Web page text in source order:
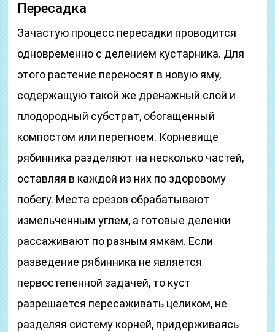
Пересадка
Зачастую процесс пересадки проводится
одновременно с делением кустарника. Для
этого растение переносят в новую яму,
содержащую такой же дренажный слой и
плодородный субстрат, обогащенный
компостом или перегноем. Корневище
рябинника разделяют на несколько частей,
оставляя в каждой из них по здоровому
побегу. Места срезов обрабатывают
измельченным углем, а готовые деленки
рассаживают по разным ямкам. Если
разведение рябинника не является
первостепенной задачей, то куст
разрешается пересаживать целиком, не
разделяя систему корней, придерживаясь